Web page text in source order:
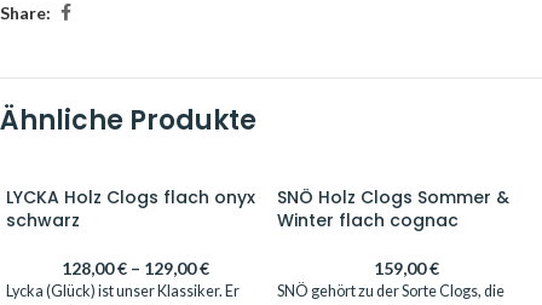
Share:
Ähnliche Produkte
LYCKA Holz Clogs flach onyx
schwarz
128,00€ – 129,00€
Lycka (Glück) ist unser Klassiker. Er
SNÖ Holz Clogs Sommer &
Winter flach cognac
159,00€
SNÖ gehört zu der Sorte Clogs, die